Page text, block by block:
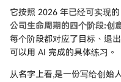
槛，却未降低判断门槛。
但验证真实需求反而更为
速做出无人需要的产品”的陷阱。 此外
队能获得过去大公司才具
势。未来竞争的关键可能
它按照 2026 年已经可实现
公司生命周期的四个阶段:创
每个阶段都对应了目标、退
可以用 AI 完成的具体练习。
从名字上看,是一份写给创始